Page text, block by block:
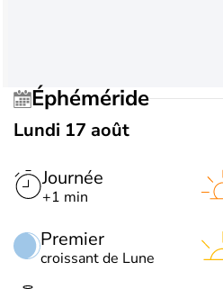
Éphéméride
Lundi 17 août
Journée
+1 min
Premier
croissant de Lune